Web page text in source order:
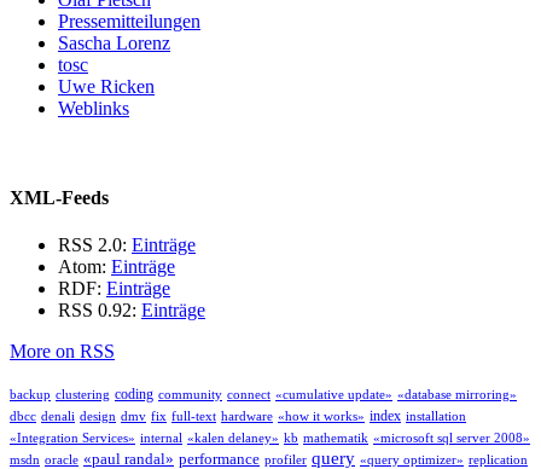
Pressemitteilungen
Sascha Lorenz
tosc
Uwe Ricken
Weblinks
XML-Feeds
RSS 2.0: Einträge
Atom: Einträge
RDF: Einträge
RSS 0.92: Einträge
More on RSS
backup clustering coding community connect «cumulative update» «database mirroring»
dbcc denali design dmv fix full-text hardware «how it works» index installation
«Integration Services» internal «kalen delaney» kb mathematik «microsoft sql server 2008»
msdn oracle «paul randal» performance profiler query «query optimizer» replication